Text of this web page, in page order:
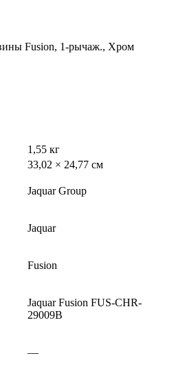
Fusion, 1-рычаж., Хром
1,55 кг
33,02 × 24,77 см
Jaquar Group
Jaquar
Fusion
Jaquar Fusion FUS-CHR-
29009B
—